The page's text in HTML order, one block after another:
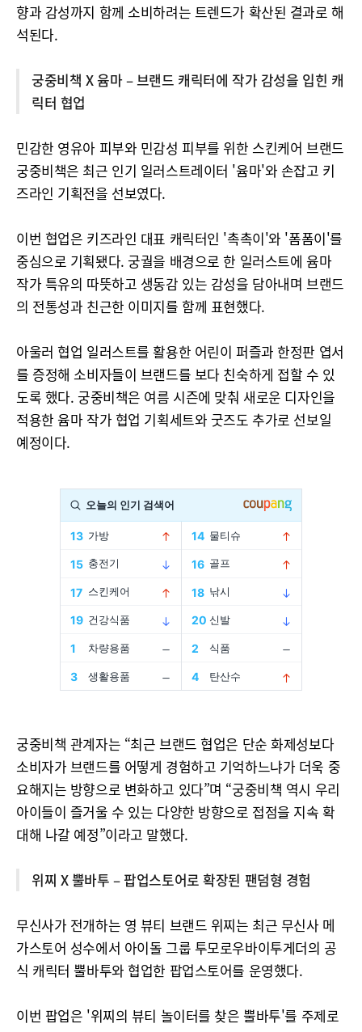
향과 감성까지 함께 소비하려는 트렌드가 확산된 결과로 해
석된다.
궁중비책 X 윰마 – 브랜드 캐릭터에 작가 감성을 입힌 캐
릭터 협업
민감한 영유아 피부와 민감성 피부를 위한 스킨케어 브랜드
궁중비책은 최근 인기 일러스트레이터 '윰마'와 손잡고 키
즈라인 기획전을 선보였다.
이번 협업은 키즈라인 대표 캐릭터인 '촉촉이'와 '폼폼이'를
중심으로 기획됐다. 궁궐을 배경으로 한 일러스트에 윰마
작가 특유의 따뜻하고 생동감 있는 감성을 담아내며 브랜드
의 전통성과 친근한 이미지를 함께 표현했다.
아울러 협업 일러스트를 활용한 어린이 퍼즐과 한정판 엽서
를 증정해 소비자들이 브랜드를 보다 친숙하게 접할 수 있
도록 했다. 궁중비책은 여름 시즌에 맞춰 새로운 디자인을
적용한 윰마 작가 협업 기획세트와 굿즈도 추가로 선보일
예정이다.
궁중비책 관계자는 “최근 브랜드 협업은 단순 화제성보다
소비자가 브랜드를 어떻게 경험하고 기억하느냐가 더욱 중
요해지는 방향으로 변화하고 있다”며 “궁중비책 역시 우리
아이들이 즐거울 수 있는 다양한 방향으로 접점을 지속 확
대해 나갈 예정”이라고 말했다.
위찌 X 뿔바투 – 팝업스토어로 확장된 팬덤형 경험
무신사가 전개하는 영 뷰티 브랜드 위찌는 최근 무신사 메
가스토어 성수에서 아이돌 그룹 투모로우바이투게더의 공
식 캐릭터 뿔바투와 협업한 팝업스토어를 운영했다.
이번 팝업은 '위찌의 뷰티 놀이터를 찾은 뿔바투'를 주제로